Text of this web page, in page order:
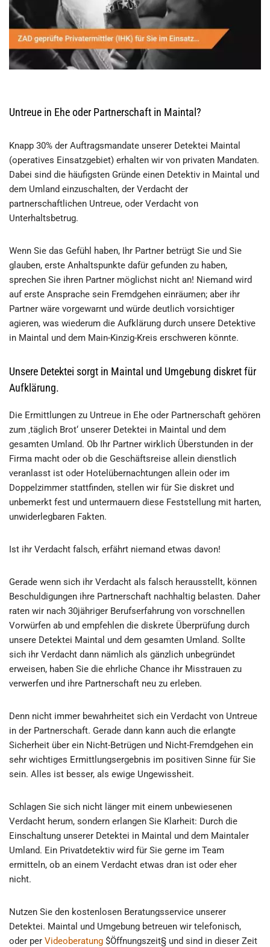
Untreue in Ehe oder Partnerschaft in Maintal?
Knapp 30% der Auftragsmandate unserer Detektei Maintal
(operatives Einsatzgebiet) erhalten wir von privaten Mandaten.
Dabei sind die häufigsten Gründe einen Detektiv in Maintal und
dem Umland einzuschalten, der Verdacht der
partnerschaftlichen Untreue, oder Verdacht von
Unterhaltsbetrug.
Wenn Sie das Gefühl haben, Ihr Partner betrügt Sie und Sie
glauben, erste Anhaltspunkte dafür gefunden zu haben,
sprechen Sie ihren Partner möglichst nicht an! Niemand wird
auf erste Ansprache sein Fremdgehen einräumen; aber ihr
Partner wäre vorgewarnt und würde deutlich vorsichtiger
agieren, was wiederum die Aufklärung durch unsere Detektive
in Maintal und dem Main-Kinzig-Kreis erschweren könnte.
Unsere Detektei sorgt in Maintal und Umgebung diskret für
Aufklärung.
Die Ermittlungen zu Untreue in Ehe oder Partnerschaft gehören
zum ‚täglich Brot‘ unserer Detektei in Maintal und dem
gesamten Umland. Ob Ihr Partner wirklich Überstunden in der
Firma macht oder ob die Geschäftsreise allein dienstlich
veranlasst ist oder Hotelübernachtungen allein oder im
Doppelzimmer stattfinden, stellen wir für Sie diskret und
unbemerkt fest und untermauern diese Feststellung mit harten,
unwiderlegbaren Fakten.
Ist ihr Verdacht falsch, erfährt niemand etwas davon!
Gerade wenn sich ihr Verdacht als falsch herausstellt, können
Beschuldigungen ihre Partnerschaft nachhaltig belasten. Daher
raten wir nach 30jähriger Berufserfahrung von vorschnellen
Vorwürfen ab und empfehlen die diskrete Überprüfung durch
unsere Detektei Maintal und dem gesamten Umland. Sollte
sich ihr Verdacht dann nämlich als gänzlich unbegründet
erweisen, haben Sie die ehrliche Chance ihr Misstrauen zu
verwerfen und ihre Partnerschaft neu zu erleben.
Denn nicht immer bewahrheitet sich ein Verdacht von Untreue
in der Partnerschaft. Gerade dann kann auch die erlangte
Sicherheit über ein Nicht-Betrügen und Nicht-Fremdgehen ein
sehr wichtiges Ermittlungsergebnis im positiven Sinne für Sie
sein. Alles ist besser, als ewige Ungewissheit.
Schlagen Sie sich nicht länger mit einem unbewiesenen
Verdacht herum, sondern erlangen Sie Klarheit: Durch die
Einschaltung unserer Detektei in Maintal und dem Maintaler
Umland. Ein Privatdetektiv wird für Sie gerne im Team
ermitteln, ob an einem Verdacht etwas dran ist oder eher
nicht.
Nutzen Sie den kostenlosen Beratungsservice unserer
Detektei. Maintal und Umgebung betreuen wir telefonisch,
oder per Videoberatung $Öffnungszeit§ und sind in dieser Zeit